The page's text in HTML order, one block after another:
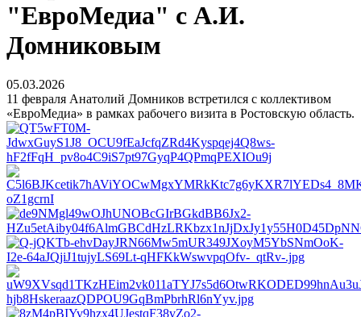
"ЕвроМедиа" с А.И.
Домниковым
05.03.2026
11 февраля Анатолий Домников встретился с коллективом
«ЕвроМедиа» в рамках рабочего визита в Ростовскую область.